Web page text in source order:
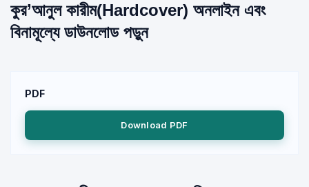
কুর’আনুল কারীম(Hardcover) অনলাইন এবং
বিনামূল্যে ডাউনলোড পড়ুন
PDF
Download PDF